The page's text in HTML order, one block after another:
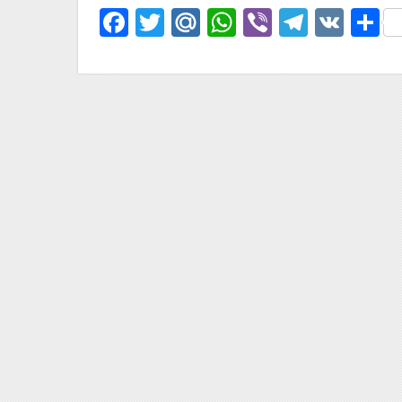
Facebook
TwitterMail.Ru
WhatsApp
Viber VK